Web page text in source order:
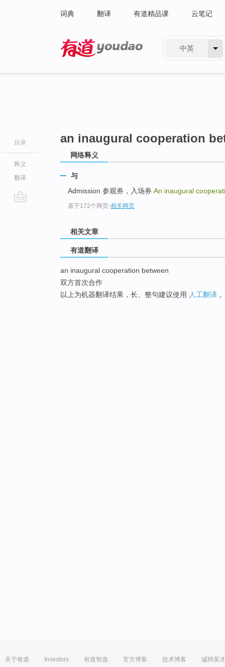
词典 翻译 有道精品课 云笔记
中英
目录
释义
翻译
an inaugural cooperation
网络释义
与
Admission 参观券，入场券 An inaugural
基于172个网页-相关网页
相关文章
有道翻译
an inaugural cooperation between
双方首次合作
以上为机器翻译结果，长、整句建议使用 人工翻译
关于有道 Investors 有道智选 官方博客 技术博客 诚聘英才